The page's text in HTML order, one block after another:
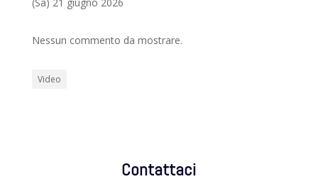
(Sa) 21 giugno 2026
Nessun commento da mostrare.
Video
Contattaci